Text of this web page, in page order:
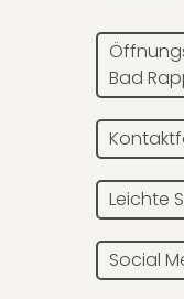
Bad
Leichte
Social